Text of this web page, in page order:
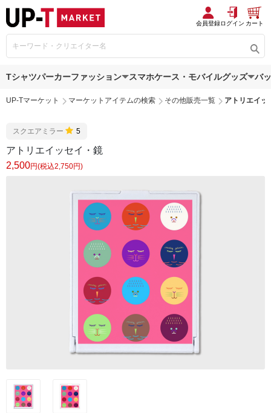
会員登録ログイン カート
Tシャツパーカーファッション スマホケース・モバイルグッズ バ
UP-Tマーケット マーケットアイテムの検索 その他販売一覧 アトリエイッ
スクエアミラー 5
アトリエイッセイ・鏡
2,500円(税込2,750円)